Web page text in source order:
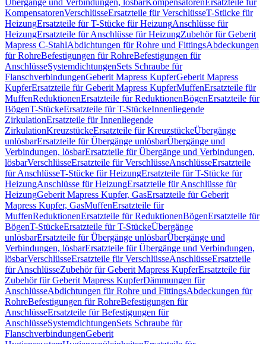
Übergänge und Verbindungen, lösbarKompensatorenErsatzteile für
KompensatorenVerschlüsseErsatzteile für VerschlüsseT-Stücke für
HeizungErsatzteile für T-Stücke für HeizungAnschlüsse für
HeizungErsatzteile für Anschlüsse für HeizungZubehör für Geberit
Mapress C-StahlAbdichtungen für Rohre und FittingsAbdeckungen
für RohreBefestigungen für RohreBefestigungen für
AnschlüsseSystemdichtungenSets Schraube für
FlanschverbindungenGeberit Mapress KupferGeberit Mapress
KupferErsatzteile für Geberit Mapress KupferMuffenErsatzteile für
MuffenReduktionenErsatzteile für ReduktionenBögenErsatzteile für
BögenT-StückeErsatzteile für T-StückeInnenliegende
ZirkulationErsatzteile für Innenliegende
ZirkulationKreuzstückeErsatzteile für KreuzstückeÜbergänge
unlösbarErsatzteile für Übergänge unlösbarÜbergänge und
Verbindungen, lösbarErsatzteile für Übergänge und Verbindungen,
lösbarVerschlüsseErsatzteile für VerschlüsseAnschlüsseErsatzteile
für AnschlüsseT-Stücke für HeizungErsatzteile für T-Stücke für
HeizungAnschlüsse für HeizungErsatzteile für Anschlüsse für
HeizungGeberit Mapress Kupfer, GasErsatzteile für Geberit
Mapress Kupfer, GasMuffenErsatzteile für
MuffenReduktionenErsatzteile für ReduktionenBögenErsatzteile für
BögenT-StückeErsatzteile für T-StückeÜbergänge
unlösbarErsatzteile für Übergänge unlösbarÜbergänge und
Verbindungen, lösbarErsatzteile für Übergänge und Verbindungen,
lösbarVerschlüsseErsatzteile für VerschlüsseAnschlüsseErsatzteile
für AnschlüsseZubehör für Geberit Mapress KupferErsatzteile für
Zubehör für Geberit Mapress KupferDämmungen für
AnschlüsseAbdichtungen für Rohre und FittingsAbdeckungen für
RohreBefestigungen für RohreBefestigungen für
AnschlüsseErsatzteile für Befestigungen für
AnschlüsseSystemdichtungenSets Schraube für
FlanschverbindungenGeberit